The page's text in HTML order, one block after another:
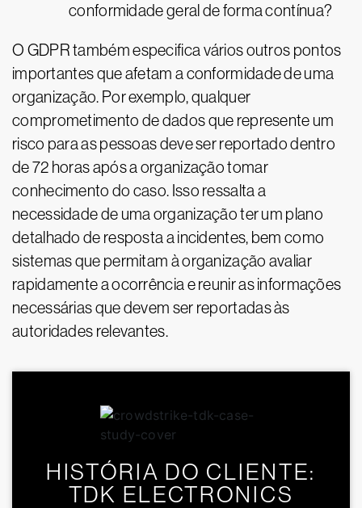
conformidade geral de forma contínua?
O GDPR também especifica vários outros pontos
importantes que afetam a conformidade de uma
organização. Por exemplo, qualquer
comprometimento de dados que represente um
risco para as pessoas deve ser reportado dentro
de 72 horas após a organização tomar
conhecimento do caso. Isso ressalta a
necessidade de uma organização ter um plano
detalhado de resposta a incidentes, bem como
sistemas que permitam à organização avaliar
rapidamente a ocorrência e reunir as informações
necessárias que devem ser reportadas às
autoridades relevantes.
HISTÓRIA DO CLIENTE:
TDK ELECTRONICS